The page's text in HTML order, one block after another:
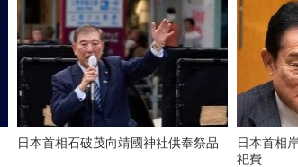
日本首相石破茂向靖國神社供奉祭品
日本首相
祀費